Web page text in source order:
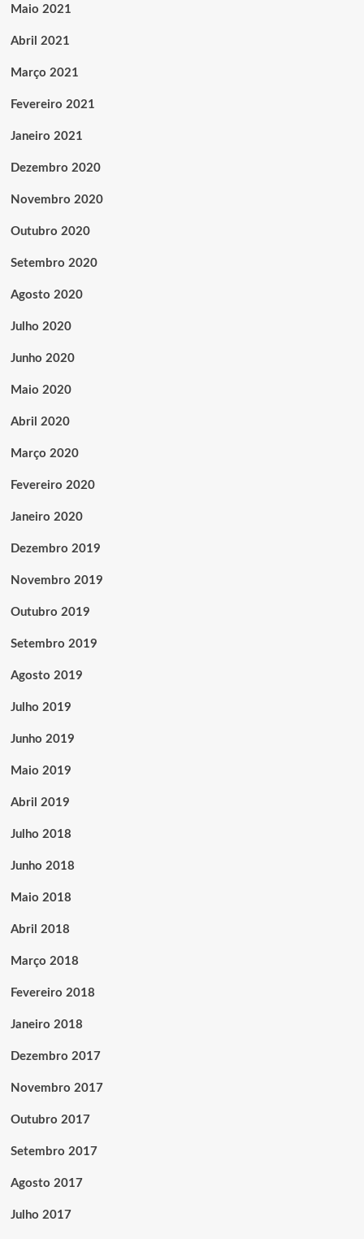
Maio 2021
Abril 2021
Março 2021
Fevereiro 2021
Janeiro 2021
Dezembro 2020
Novembro 2020
Outubro 2020
Setembro 2020
Agosto 2020
Julho 2020
Junho 2020
Maio 2020
Abril 2020
Março 2020
Fevereiro 2020
Janeiro 2020
Dezembro 2019
Novembro 2019
Outubro 2019
Setembro 2019
Agosto 2019
Julho 2019
Junho 2019
Maio 2019
Abril 2019
Julho 2018
Junho 2018
Maio 2018
Abril 2018
Março 2018
Fevereiro 2018
Janeiro 2018
Dezembro 2017
Novembro 2017
Outubro 2017
Setembro 2017
Agosto 2017
Julho 2017